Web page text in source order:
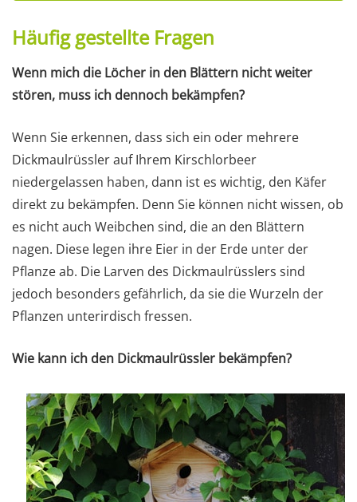
Häufig gestellte Fragen
Wenn mich die Löcher in den Blättern nicht weiter
stören, muss ich dennoch bekämpfen?
Wenn Sie erkennen, dass sich ein oder mehrere
Dickmaulrüssler auf Ihrem Kirschlorbeer
niedergelassen haben, dann ist es wichtig, den Käfer
direkt zu bekämpfen. Denn Sie können nicht wissen, ob
es nicht auch Weibchen sind, die an den Blättern
nagen. Diese legen ihre Eier in der Erde unter der
Pflanze ab. Die Larven des Dickmaulrüsslers sind
jedoch besonders gefährlich, da sie die Wurzeln der
Pflanzen unterirdisch fressen.
Wie kann ich den Dickmaulrüssler bekämpfen?